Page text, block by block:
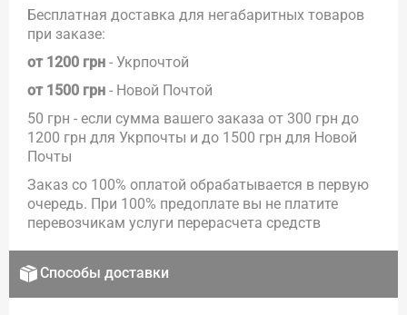
Бесплатная доставка для негабаритных товаров
при заказе:
от 1200 грн - Укрпочтой
от 1500 грн - Новой Почтой
50 грн - если сумма вашего заказа от 300 грн до
1200 грн для Укрпочты и до 1500 грн для Новой
Почты
Заказ со 100% оплатой обрабатывается в первую
очередь. При 100% предоплате вы не платите
перевозчикам услуги перерасчета средств
Способы доставки